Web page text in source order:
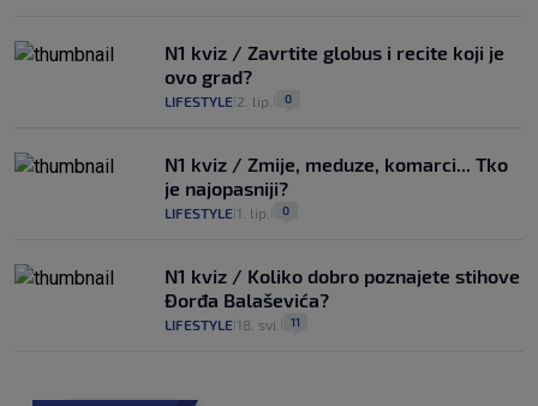
N1 kviz / Zavrtite globus i recite koji je
ovo grad?
LIFESTYLE 2. lip. 0
N1 kviz / Zmije, meduze, komarci... Tko
je najopasniji?
LIFESTYLE 1. lip. 0
N1 kviz / Koliko dobro poznajete stihove
Đorđa Balaševića?
LIFESTYLE 18. svi. 11